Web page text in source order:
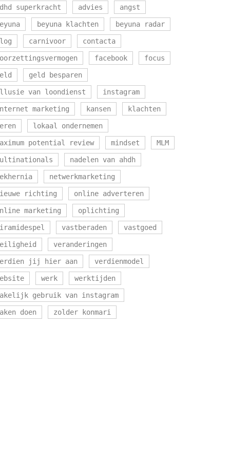
superkracht advies angst
beyuna klachten beyuna radar
carnivoor contacta
facebook focus
geld besparen
van loondienst instagram
marketing kansen klachten
lokaal ondernemen
potential review mindset MLM
nadelen van ahdh
netwerkmarketing
richting online adverteren
marketing oplichting
vastberaden vastgoed
veranderingen
jij hier aan verdienmodel
werk werktijden
gebruik van instagram
doen zolder konmari